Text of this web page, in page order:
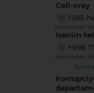
Call-oray
1285
Jumıs tártibi:
Isenim
+998
Jumıs tártibi: